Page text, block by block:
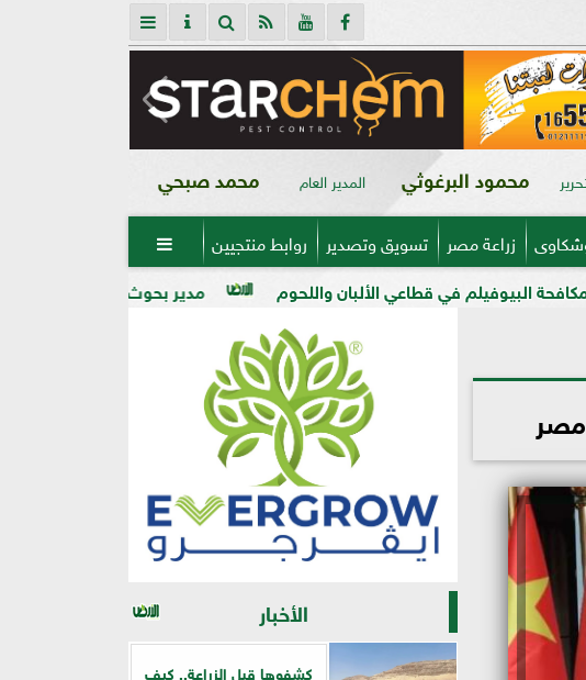
محمود البرغوثي المدير العام محمد صبحي
زراعة مصر تسويق وتصدير روابط منتجيين 
مدير بحوث أمراض النباتات: التغيرات المناخية الألبان واللحوم
الأخبار
كشفوها قبل الزراعة.. كيف